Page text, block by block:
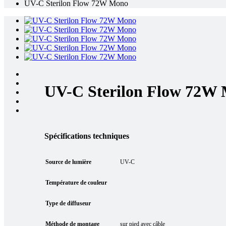
UV-C Sterilon Flow 72W Mono
UV-C Sterilon Flow 72W
Spécifications techniques
Source de lumière UV-C
Température de couleur
Type de diffuseur
Méthode de montage sur pied avec câble